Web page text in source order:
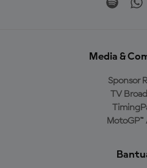
Media &
Sponsor
TV
MotoGP™